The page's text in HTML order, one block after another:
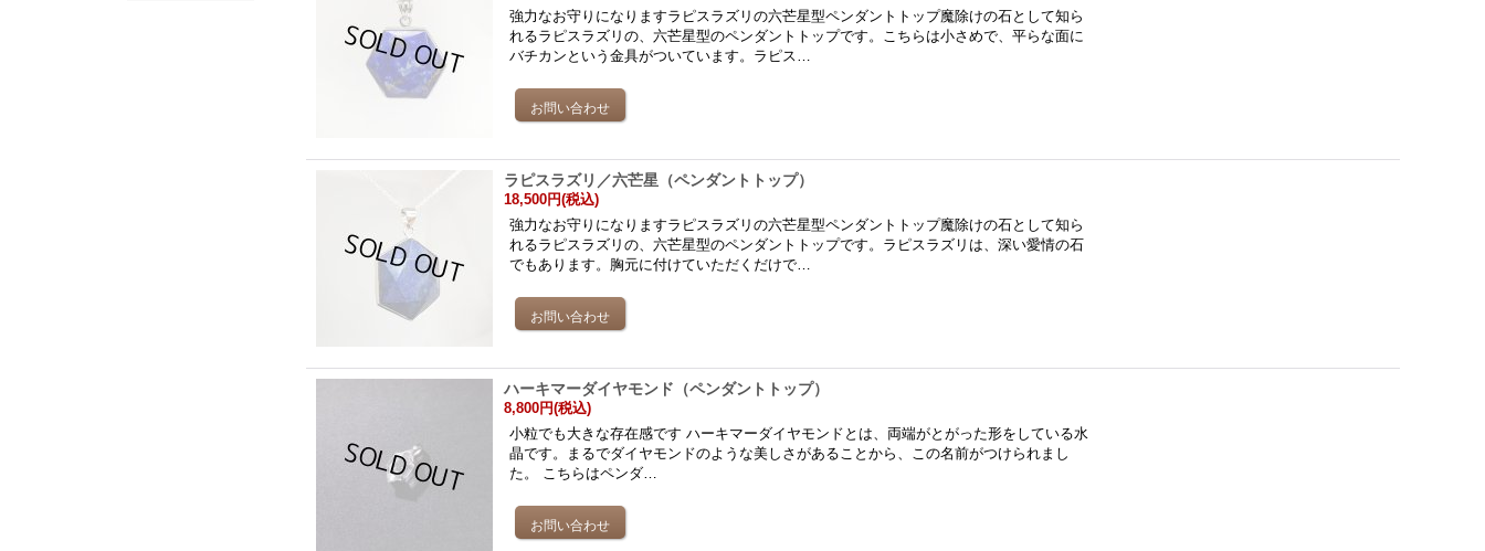
強力なお守りになりますラピスラズリの六芒星型ペンダントトップ魔除けの石として知ら
れるラピスラズリの、六芒星型のペンダントトップです。こちらは小さめで、平らな面に
バチカンという金具がついています。ラピス…
ラピスラズリ／六芒星（ペンダントトップ）
18,500円(税込)
強力なお守りになりますラピスラズリの六芒星型ペンダントトップ魔除けの石として知ら
れるラピスラズリの、六芒星型のペンダントトップです。ラピスラズリは、深い愛情の石
でもあります。胸元に付けていただくだけで…
ハーキマーダイヤモンド（ペンダントトップ）
8,800円(税込)
小粒でも大きな存在感です ハーキマーダイヤモンドとは、両端がとがった形をしている水
晶です。まるでダイヤモンドのような美しさがあることから、この名前がつけられまし
た。 こちらはペンダ…